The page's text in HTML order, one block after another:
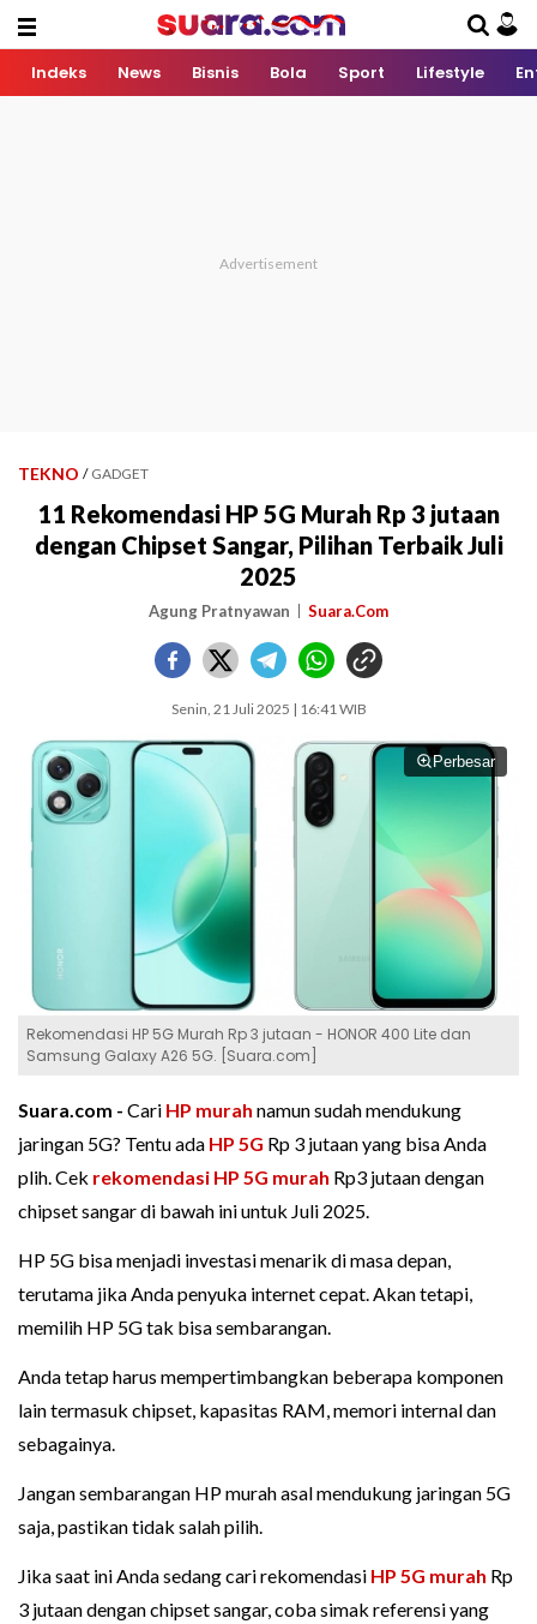
Indeks News Bisnis Bola Sport Lifestyle
TEKNO / GADGET
11 Rekomendasi HP 5G Murah Rp 3 jutaan
dengan Chipset Sangar, Pilihan Terbaik Juli
2025
Agung Pratnyawan Suara.Com
Senin, 21 Juli 2025 | 16:41 WIB
Perbesar
Rekomendasi HP 5G Murah Rp 3 jutaan - HONOR 400 Lite dan
Samsung Galaxy A26 5G. [Suara.com]
Suara.com - Cari HP murah namun sudah mendukung
jaringan 5G? Tentu ada HP 5G Rp 3 jutaan yang bisa Anda
plih. Cek rekomendasi HP 5G murah Rp3 jutaan dengan
chipset sangar di bawah ini untuk Juli 2025.
HP 5G bisa menjadi investasi menarik di masa depan,
terutama jika Anda penyuka internet cepat. Akan tetapi,
memilih HP 5G tak bisa sembarangan.
Anda tetap harus mempertimbangkan beberapa komponen
lain termasuk chipset, kapasitas RAM, memori internal dan
sebagainya.
Jangan sembarangan HP murah asal mendukung jaringan 5G
saja, pastikan tidak salah pilih.
Jika saat ini Anda sedang cari rekomendasi HP 5G murah Rp
3 jutaan dengan chipset sangar, coba simak referensi yang